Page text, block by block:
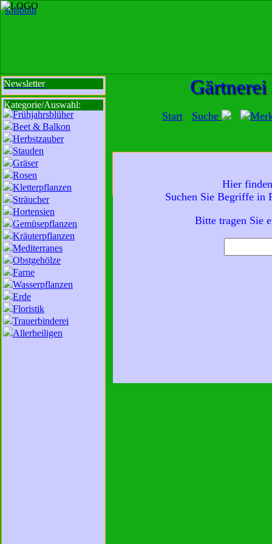
sbisbbib
Start Suche
Gärtnerei
Newsletter
Kategorie/Auswahl:
Frühjahrsblüher
Beet & Balkon
Herbstzauber
Stauden
Gräser
Rosen
Kletterpflanzen
Sträucher
Hortensien
Gemüsepflanzen
Kräuterpflanzen
Mediterranes
Obstgehölze
Farne
Wasserpflanzen
Erde
Floristik
Trauerbinderei
Allerheiligen
Wir sind für Sie da:
8 - 18 Uhr
Hier
Suchen Sie Begriffe in
Bitte tragen Sie
zur